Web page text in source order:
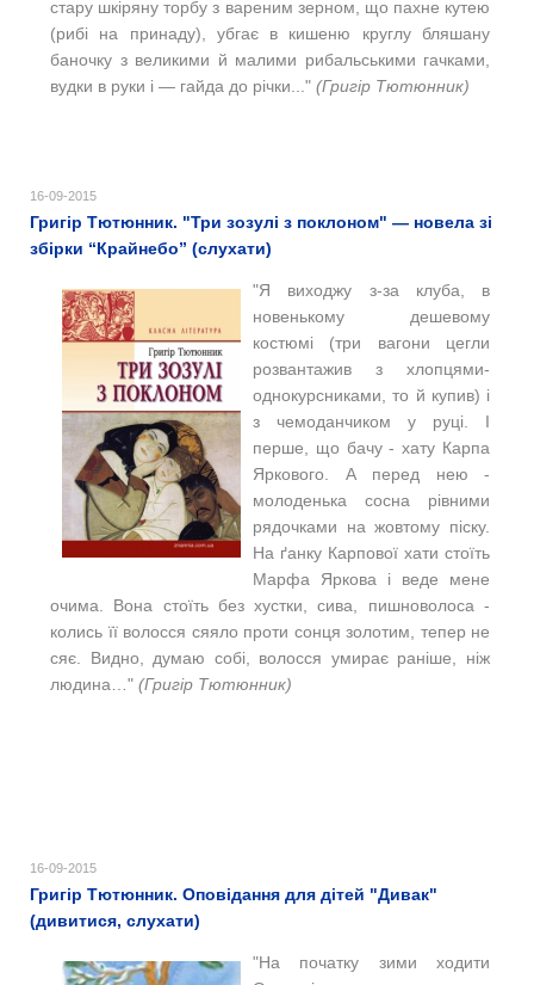
стару шкіряну торбу з вареним зерном, що пахне кутею
(рибі на принаду), убгає в кишеню круглу бляшану
баночку з великими й малими рибальськими гачками,
вудки в руки і — гайда до річки..." (Григір Тютюнник)
16-09-2015
Григір Тютюнник. "Три зозулі з поклоном" — новела зі
збірки “Крайнебо” (слухати)
"Я виходжу з-за клуба, в
новенькому дешевому
костюмі (три вагони цегли
розвантажив з хлопцями-
однокурсниками, то й купив) і
з чемоданчиком у руці. І
перше, що бачу - хату Карпа
Яркового. А перед нею -
молоденька сосна рівними
рядочками на жовтому піску.
На ґанку Карпової хати стоїть
Марфа Яркова і веде мене
очима. Вона стоїть без хустки, сива, пишноволоса -
колись її волосся сяяло проти сонця золотим, тепер не
сяє. Видно, думаю собі, волосся умирає раніше, ніж
людина…" (Григір Тютюнник)
16-09-2015
Григір Тютюнник. Оповідання для дітей "Дивак"
(дивитися, слухати)
"На початку зими ходити